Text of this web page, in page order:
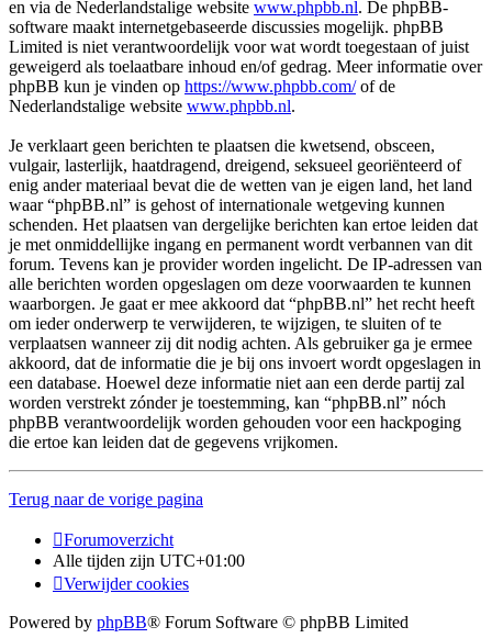
en via de Nederlandstalige website www.phpbb.nl. De phpBB-
software maakt internetgebaseerde discussies mogelijk. phpBB
Limited is niet verantwoordelijk voor wat wordt toegestaan of juist
geweigerd als toelaatbare inhoud en/of gedrag. Meer informatie over
phpBB kun je vinden op https://www.phpbb.com/of de
Nederlandstalige website www.phpbb.nl.
Je verklaart geen berichten te plaatsen die kwetsend, obsceen,
vulgair, lasterlijk, haatdragend, dreigend, seksueel georiënteerd of
enig ander materiaal bevat die de wetten van je eigen land, het land
waar “phpBB.nl” is gehost of internationale wetgeving kunnen
schenden. Het plaatsen van dergelijke berichten kan ertoe leiden dat
je met onmiddellijke ingang en permanent wordt verbannen van dit
forum. Tevens kan je provider worden ingelicht. De IP-adressen van
alle berichten worden opgeslagen om deze voorwaarden te kunnen
waarborgen. Je gaat er mee akkoord dat “phpBB.nl” het recht heeft
om ieder onderwerp te verwijderen, te wijzigen, te sluiten of te
verplaatsen wanneer zij dit nodig achten. Als gebruiker ga je ermee
akkoord, dat de informatie die je bij ons invoert wordt opgeslagen in
een database. Hoewel deze informatie niet aan een derde partij zal
worden verstrekt zónder je toestemming, kan “phpBB.nl” nóch
phpBB verantwoordelijk worden gehouden voor een hackpoging
die ertoe kan leiden dat de gegevens vrijkomen.
Terug naar de vorige pagina
Forumoverzicht
Alle tijden zijn UTC+01:00
Verwijder cookies
Powered by phpBB® Forum Software © phpBB Limited